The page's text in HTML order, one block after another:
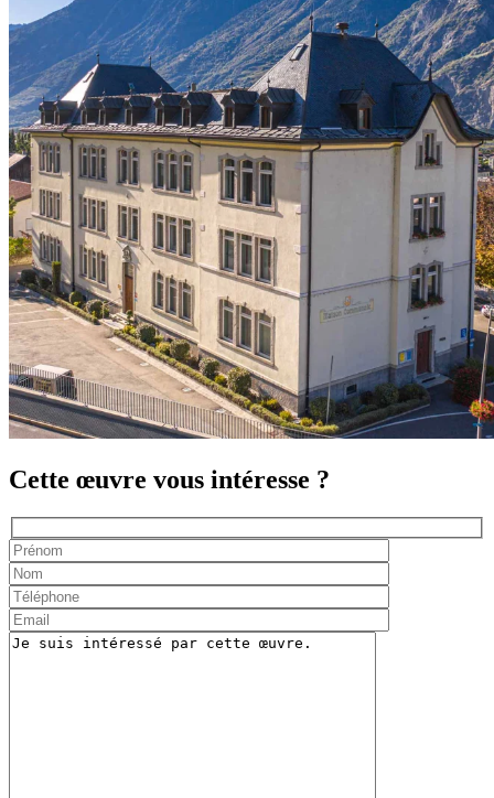
Cette œuvre vous intéresse ?